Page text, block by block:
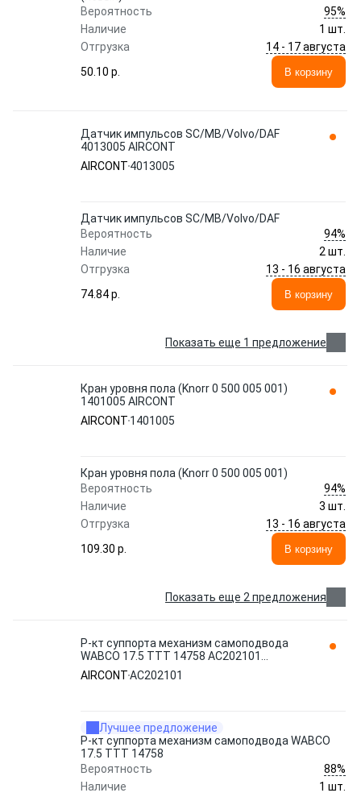
Вероятность
95%
Наличие
1 шт.
Отгрузка
14 - 17 августа
50.10 p.
В корзину
Датчик импульсов SC/MB/Volvo/DAF
4013005 AIRCONT
AIRCONT 4013005
Датчик импульсов SC/MB/Volvo/DAF
Вероятность
94%
Наличие
2 шт.
Отгрузка
13 - 16 августа
74.84 p.
В корзину
Показать еще 1 предложение
Кран уровня пола (Knorr 0 500 005 001)
1401005 AIRCONT
AIRCONT 1401005
Кран уровня пола (Knorr 0 500 005 001)
Вероятность
94%
Наличие
3 шт.
Отгрузка
13 - 16 августа
109.30 p.
В корзину
Показать еще 2 предложения
Р-кт суппорта механизм самоподвода
WABCO 17.5 TTT 14758 AC202101
AIRCONT
AIRCONTAC202101
Лучшее предложение
Р-кт суппорта механизм самоподвода WABCO
17.5 TTT 14758
Вероятность
88%
Наличие
1 шт.